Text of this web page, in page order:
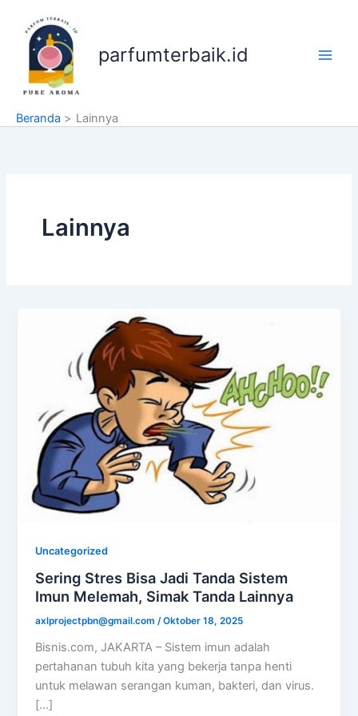
konten
parfumterbaik.id
Beranda Lainnya
Lainnya
Uncategorized
Sering Stres Bisa Jadi Tanda Sistem
Imun Melemah, Simak Tanda Lainnya
axlprojectpbn@gmail.com/Oktober 18, 2025
Bisnis.com, JAKARTA – Sistem imun adalah
pertahanan tubuh kita yang bekerja tanpa henti
untuk melawan serangan kuman, bakteri, dan virus.
[…]